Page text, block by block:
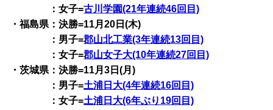
：女子=古川学園(21年連続46回目)
・福島県：決勝=11月20日(木)
：男子=郡山北工業(3年連続13回目)
：女子=郡山女子大(10年連続27回目)
・茨城県：決勝=11月3日(月)
：男子=土浦日大(4年連続16回目)
：女子=土浦日大(6年ぶり19回目)